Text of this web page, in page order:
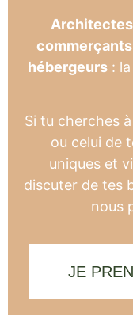
Architectes
commerçants
hébergeurs :
Si tu cherches
ou celui de
uniques et
discuter de tes
nous
JE